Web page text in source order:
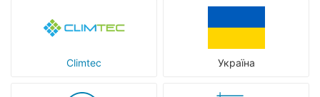
Climtec Україна